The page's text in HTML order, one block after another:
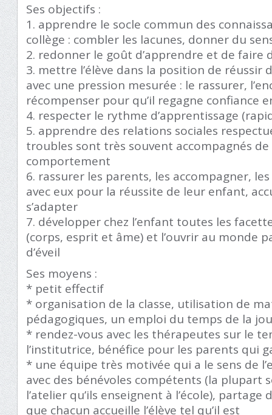
Ses objectifs :
1. apprendre le socle commun des
collège : combler les lacunes, donner du
2. redonner le goût d’apprendre et de faire
3. mettre l’élève dans la position de réussir
avec une pression mesurée : le rassurer,
récompenser pour qu’il regagne confiance
4. respecter le rythme d’apprentissage
5. apprendre des relations sociales
troubles sont très souvent accompagnés
comportement
6. rassurer les parents, les accompagner,
avec eux pour la réussite de leur enfant,
s’adapter
7. développer chez l’enfant toutes les
(corps, esprit et âme) et l’ouvrir au monde
d’éveil
Ses moyens :
* petit effectif
* organisation de la classe, utilisation de
pédagogiques, un emploi du temps de la
* rendez-vous avec les thérapeutes sur le
l’institutrice, bénéfice pour les parents qui
* une équipe très motivée qui a le sens de
avec des bénévoles compétents (la plupart
l’atelier qu’ils enseignent à l’école),
que chacun accueille l’élève tel qu’il est